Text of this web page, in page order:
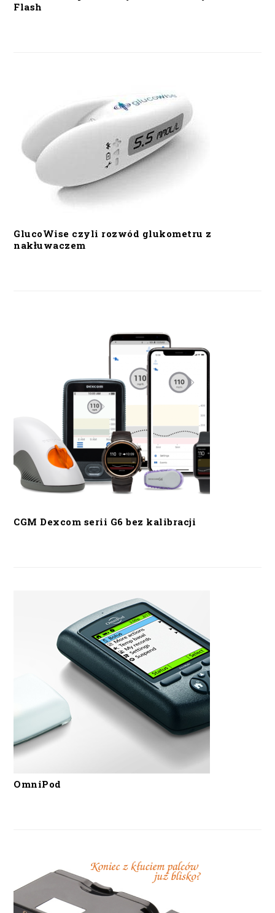
Flash
GlucoWise czyli rozwód glukometru z
nakłuwaczem
CGM Dexcom serii G6 bez kalibracji
OmniPod